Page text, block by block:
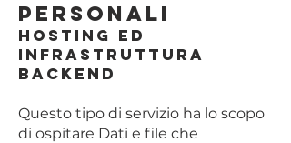
Personali
Hosting ed
infrastruttura
backend
Questo tipo di servizio ha lo scopo
di ospitare Dati e file che